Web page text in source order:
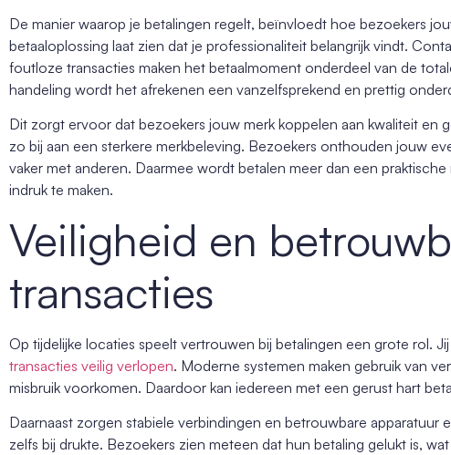
De manier waarop je betalingen regelt, beïnvloedt hoe bezoekers
betaaloplossing laat zien dat je professionaliteit belangrijk vindt.
foutloze transacties maken het betaalmoment onderdeel van de
handeling wordt het afrekenen een vanzelfsprekend en prettig
Dit zorgt ervoor dat bezoekers jouw merk koppelen aan kwaliteit en
zo bij aan een sterkere merkbeleving. Bezoekers onthouden jouw
vaker met anderen. Daarmee wordt betalen meer dan een
indruk te maken.
Veiligheid en
transacties
Op tijdelijke locaties speelt vertrouwen bij betalingen een grote rol.
transacties veilig verlopen. Moderne systemen maken gebruik van
misbruik voorkomen. Daardoor kan iedereen met een gerust hart
Daarnaast zorgen stabiele verbindingen en betrouwbare
zelfs bij drukte. Bezoekers zien meteen dat hun betaling gelukt is,